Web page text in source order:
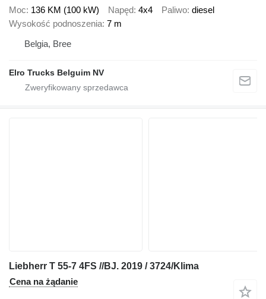
Moc 136 KM (100 kW) Napęd 4x4 Paliwo diesel
Wysokość podnoszenia 7 m
Belgia, Bree
Elro Trucks Belguim NV
Liebherr T 55-7 4FS //BJ. 2019 / 3724/Klima
Cena na żądanie